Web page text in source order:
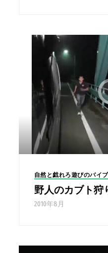
自然と戯れろ遊びのバイ
野人のカブト
2010年8月